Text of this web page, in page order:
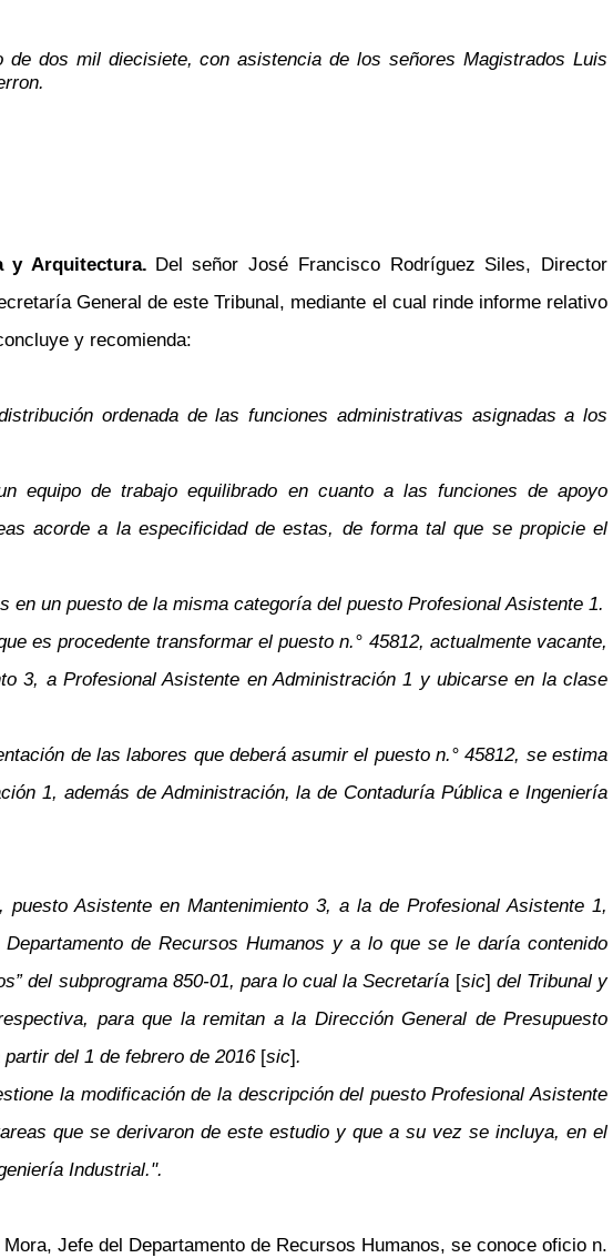
dos mil diecisiete, con asistencia de los señores Magistrados Luis
y Arquitectura. Del señor José Francisco Rodríguez Siles, Director
General de este Tribunal, mediante el cual rinde informe relativo
y recomienda:
ordenada de las funciones administrativas asignadas a los
equipo de trabajo equilibrado en cuanto a las funciones de apoyo
acorde a la especificidad de estas, de forma tal que se propicie el
un puesto de la misma categoría del puesto Profesional Asistente 1.
es procedente transformar el puesto n.° 45812, actualmente vacante,
3, a Profesional Asistente en Administración 1 y ubicarse en la clase
de las labores que deberá asumir el puesto n.° 45812, se estima
1, además de Administración, la de Contaduría Pública e Ingeniería
Asistente en Mantenimiento 3, a la de Profesional Asistente 1,
de Recursos Humanos y a lo que se le daría contenido
del subprograma 850-01, para lo cual la Secretaría [sic] del Tribunal y
para que la remitan a la Dirección General de Presupuesto
del 1 de febrero de 2016 [sic].
la modificación de la descripción del puesto Profesional Asistente
que se derivaron de este estudio y que a su vez se incluya, en el
Industrial.".
Jefe del Departamento de Recursos Humanos, se conoce oficio n.